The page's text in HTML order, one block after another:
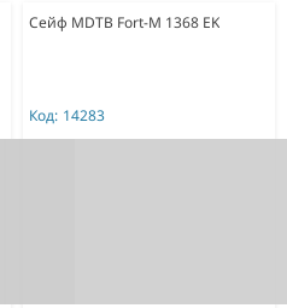
Сейф MDTB Fort-M 1368 EK
Код: 14283